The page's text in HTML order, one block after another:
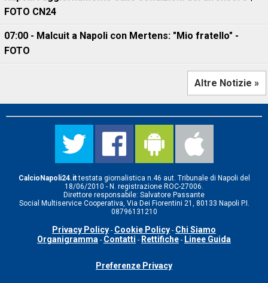
FOTO CN24
07:00 - Malcuit a Napoli con Mertens: "Mio fratello" -
FOTO
Altre Notizie »
CalcioNapoli24.ittestata giornalistica n.46 aut. Tribunale di Napoli del
18/06/2010 - N. registrazione ROC-27006.
Direttore responsabile: Salvatore Passante
Social Multiservice Cooperativa, Via Dei Fiorentini 21, 80133 Napoli P.I.
08796131210
Privacy Policy - Cookie Policy - Chi Siamo
Organigramma - Contatti - Rettifiche - Linee Guida
Preferenze Privacy